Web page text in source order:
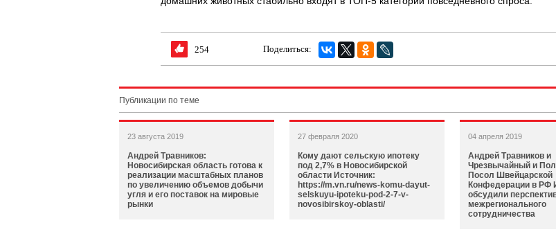
254 Поделиться:
Публикации по теме
23 августа 2019
Андрей Травников:
Новосибирская область готова к
реализации масштабных планов
по увеличению объемов добычи
угля и его поставок на мировые
рынки
27 февраля 2020
Кому дают сельскую ипотеку
под 2,7% в Новосибирской
области Источник:
https://m.vn.ru/news-komu-dayut-
selskuyu-ipoteku-pod-2-7-v-
novosibirskoy-oblasti/
04 апреля 2019
Андрей Травников и
Чрезвычайный и
Посол Швейцарской
Конфедерации в РФ
обсудили
межрегионального
сотрудничества